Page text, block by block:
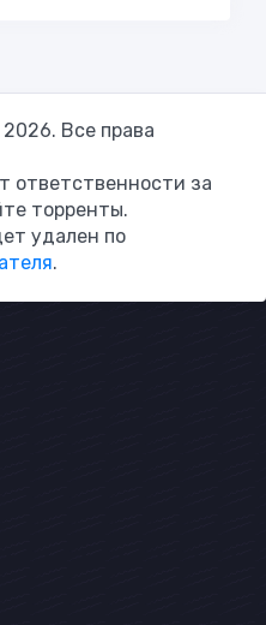
Все права
ответственности за
торренты.
удален по
.